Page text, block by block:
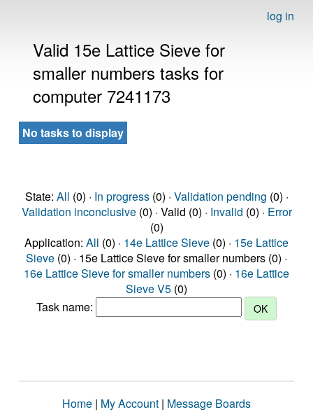
log in
Valid 15e Lattice Sieve for
smaller numbers tasks for
computer 7241173
No tasks to display
State: All (0) · In progress(0) · Validation pending (0) ·
Validation inconclusive(0) · Valid (0) · Invalid (0) · Error
(0)
Application: All (0) · 14e Lattice Sieve (0) · 15e Lattice
Sieve (0) · 15e Lattice Sieve for smaller numbers (0) ·
16e Lattice Sieve for smaller numbers (0) · 16e Lattice
Sieve V5 (0)
Task name:
Home | My Account | Message Boards